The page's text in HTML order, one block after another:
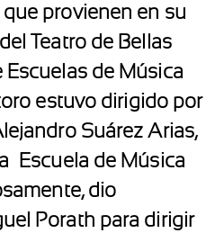
provienen en su
Teatro de Bellas
de Música
estuvo dirigido por
Suárez Arias,
Escuela de Música
dio
Porath para dirigir